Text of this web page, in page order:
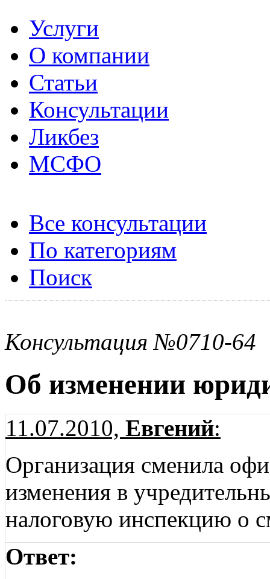
Услуги
О компании
Статьи
Консультации
Ликбез
МСФО
Все консультации
По категориям
Поиск
Консультация №0710-64
Об изменении
11.07.2010, Евгений:
Организация сменила
изменения в
налоговую инспекцию о
Ответ: